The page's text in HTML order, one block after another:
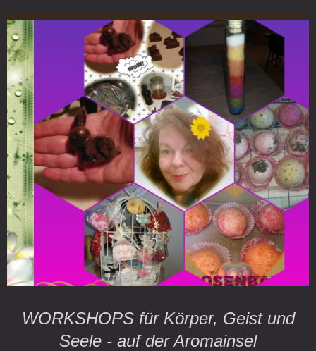
WORKSHOPS für Körper, Geist und
Seele - auf der Aromainsel